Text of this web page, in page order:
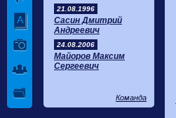
21.08.1996
Сасин Дмитрий
Андреевич
24.08.2006
Майоров Максим
Сергеевич
Команда